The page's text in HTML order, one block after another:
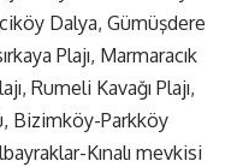
Dalya, Gümüşdere
Plajı, Marmaracık
Rumeli Kavağı Plajı,
Bizimköy-Parkköy
Kınalı mevkisi